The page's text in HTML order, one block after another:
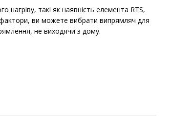
нагріву, такі як наявність елемента RTS,
ви можете вибрати випрямляч для
не виходячи з дому.